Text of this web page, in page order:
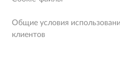
Общие условия
клиентов